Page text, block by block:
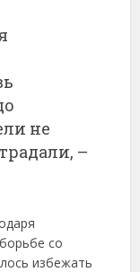
не
–
со
избежать